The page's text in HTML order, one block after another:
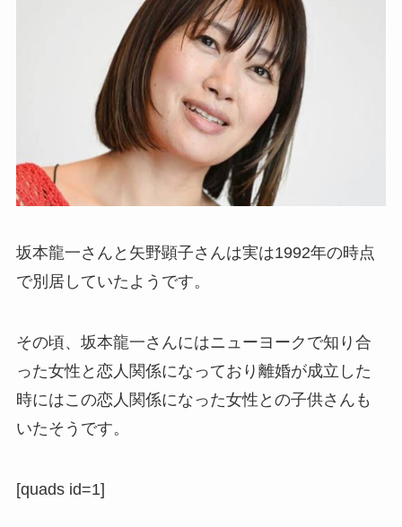
坂本龍一さんと矢野顕子さんは実は1992年の時点
で別居していたようです。
その頃、坂本龍一さんにはニューヨークで知り合
った女性と恋人関係になっており離婚が成立した
時にはこの恋人関係になった女性との子供さんも
いたそうです。
[quads id=1]